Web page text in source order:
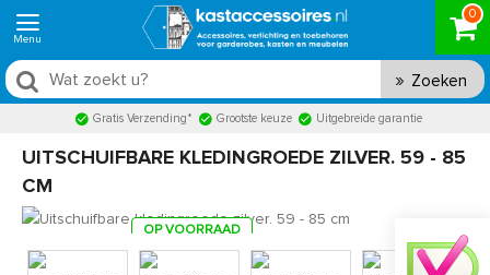
0
Zoeken
Gratis Verzending* Grootste keuze Uitgebreide garantie
UITSCHUIFBARE KLEDINGROEDE ZILVER. 59 - 85
CM
OP VOORRAAD